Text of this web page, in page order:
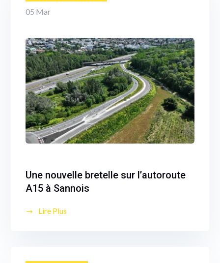
05 Mar
Une nouvelle bretelle sur l’autoroute
A15 à Sannois
Lire Plus